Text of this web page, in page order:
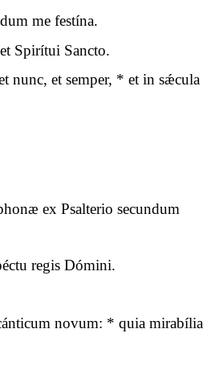
me festína.
Spirítui Sancto.
nunc, et semper, * et in sǽcula
ex Psalterio secundum
regis Dómini.
novum: * quia mirabília